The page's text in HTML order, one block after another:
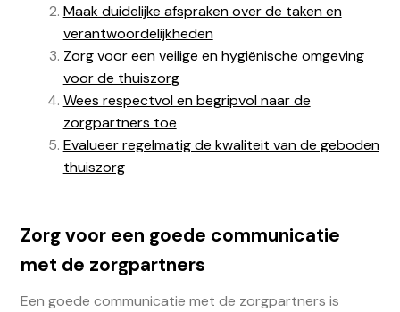
Maak duidelijke afspraken over de taken en
verantwoordelijkheden
Zorg voor een veilige en hygiënische omgeving
voor de thuiszorg
Wees respectvol en begripvol naar de
zorgpartners toe
Evalueer regelmatig de kwaliteit van de geboden
thuiszorg
Zorg voor een goede communicatie
met de zorgpartners
Een goede communicatie met de zorgpartners is